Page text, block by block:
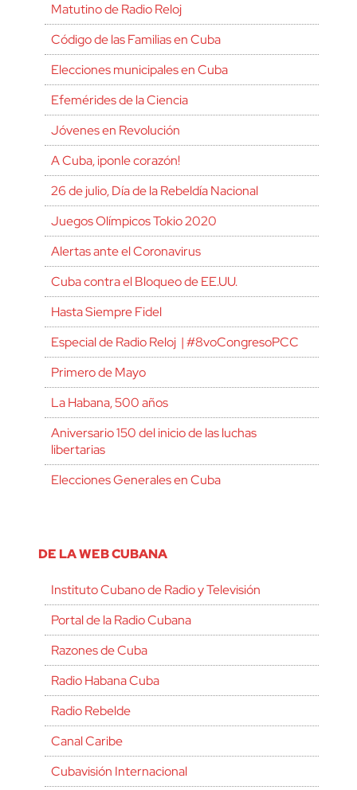
Matutino de Radio Reloj
Código de las Familias en Cuba
Elecciones municipales en Cuba
Efemérides de la Ciencia
Jóvenes en Revolución
A Cuba, ¡ponle corazón!
26 de julio, Día de la Rebeldía Nacional
Juegos Olímpicos Tokio 2020
Alertas ante el Coronavirus
Cuba contra el Bloqueo de EE.UU.
Hasta Siempre Fidel
Especial de Radio Reloj | #8voCongresoPCC
Primero de Mayo
La Habana, 500 años
Aniversario 150 del inicio de las luchas
libertarias
Elecciones Generales en Cuba
DE LA WEB CUBANA
Instituto Cubano de Radio y Televisión
Portal de la Radio Cubana
Razones de Cuba
Radio Habana Cuba
Radio Rebelde
Canal Caribe
Cubavisión Internacional